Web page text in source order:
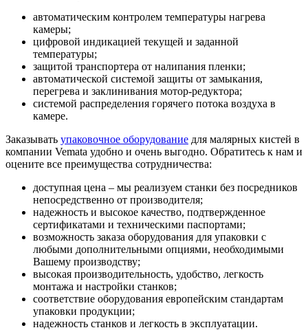
автоматическим контролем температуры нагрева
камеры;
цифровой индикацией текущей и заданной
температуры;
защитой транспортера от налипания пленки;
автоматической системой защиты от замыкания,
перегрева и заклинивания мотор-редуктора;
системой распределения горячего потока воздуха в
камере.
Заказывать упаковочное оборудование для малярных кистей в
компании Vemata удобно и очень выгодно. Обратитесь к нам и
оцените все преимущества сотрудничества:
доступная цена – мы реализуем станки без посредников
непосредственно от производителя;
надежность и высокое качество, подтвержденное
сертификатами и техническими паспортами;
возможность заказа оборудования для упаковки с
любыми дополнительными опциями, необходимыми
Вашему производству;
высокая производительность, удобство, легкость
монтажа и настройки станков;
соответствие оборудования европейским стандартам
упаковки продукции;
надежность станков и легкость в эксплуатации.